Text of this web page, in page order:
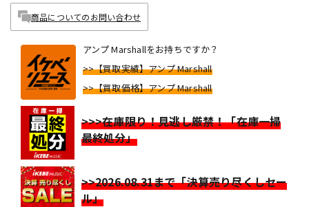
商品についてのお問い合わせ
アンプ Marshallをお持ちですか？
>>【買取実績】アンプ Marshall
>>【買取価格】アンプ Marshall
>>>在庫限り！見逃し厳禁！「在庫一掃
最終処分」
>>2026.08.31まで「決算売り尽くしセー
ル」